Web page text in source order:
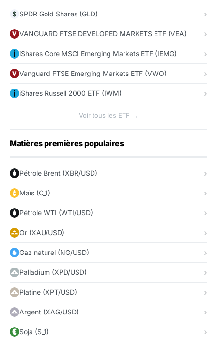
SPDR Gold Shares (GLD)
VANGUARD FTSE DEVELOPED MARKETS ETF (VEA)
iShares Core MSCI Emerging Markets ETF (IEMG)
Vanguard FTSE Emerging Markets ETF (VWO)
iShares Russell 2000 ETF (IWM)
Voir tous les ETF →
Matières premières populaires
Pétrole Brent (XBR/USD)
Maïs (C_1)
Pétrole WTI (WTI/USD)
Or (XAU/USD)
Gaz naturel (NG/USD)
Palladium (XPD/USD)
Platine (XPT/USD)
Argent (XAG/USD)
Soja (S_1)